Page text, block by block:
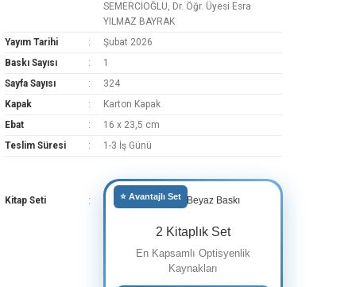
SEMERCİOĞLU, Dr. Öğr. Üyesi Esra
YILMAZ BAYRAK
Yayım Tarihi
Şubat 2026
Baskı Sayısı
1
Sayfa Sayısı
324
Kapak
Karton Kapak
Ebat
16 x 23,5 cm
Teslim Süresi
1-3 İş Günü
Kitap Seti ⭐ Avantajlı Set
2 Kitaplık Set
En Kapsamlı Optisyenlik
Kaynakları